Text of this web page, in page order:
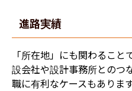
進路実績
「所在地」にも関わるこ
設会社や設計事務所とのつ
職に有利なケースもあります